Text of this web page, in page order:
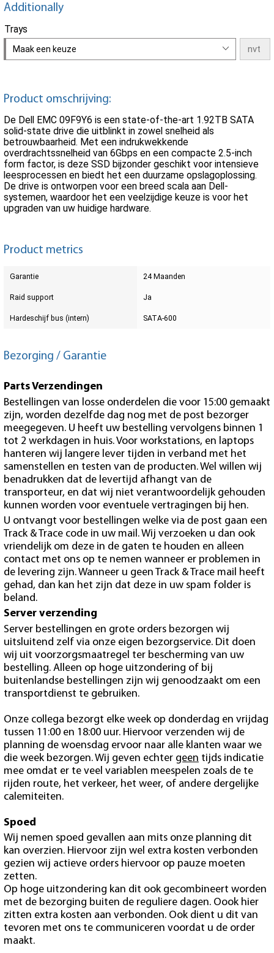
Additionally
Trays
Maak een keuze
Product omschrijving:
De Dell EMC 09F9Y6 is een state-of-the-art 1.92TB SATA
solid-state drive die uitblinkt in zowel snelheid als
betrouwbaarheid. Met een indrukwekkende
overdrachtssnelheid van 6Gbps en een compacte 2.5-inch
form factor, is deze SSD bijzonder geschikt voor intensieve
leesprocessen en biedt het een duurzame opslagoplossing.
De drive is ontworpen voor een breed scala aan Dell-
systemen, waardoor het een veelzijdige keuze is voor het
upgraden van uw huidige hardware.
Product metrics
Garantie 24 Maanden
Raid support Ja
Hardeschijf bus (intern) SATA-600
Bezorging / Garantie
Parts Verzendingen
Bestellingen van losse onderdelen die voor 15:00 gemaakt
zijn, worden dezelfde dag nog met de post bezorger
meegegeven. U heeft uw bestelling vervolgens binnen 1
tot 2 werkdagen in huis. Voor workstations, en laptops
hanteren wij langere lever tijden in verband met het
samenstellen en testen van de producten. Wel willen wij
benadrukken dat de levertijd afhangt van de
transporteur, en dat wij niet verantwoordelijk gehouden
kunnen worden voor eventuele vertragingen bij hen.
U ontvangt voor bestellingen welke via de post gaan een
Track & Trace code in uw mail. Wij verzoeken u dan ook
vriendelijk om deze in de gaten te houden en alleen
contact met ons op te nemen wanneer er problemen in
de levering zijn. Wanneer u geen Track & Trace mail heeft
gehad, dan kan het zijn dat deze in uw spam folder is
beland.
Server verzending
Server bestellingen en grote orders bezorgen wij
uitsluitend zelf via onze eigen bezorgservice. Dit doen
wij uit voorzorgsmaatregel ter bescherming van uw
bestelling. Alleen op hoge uitzondering of bij
buitenlandse bestellingen zijn wij genoodzaakt om een
transportdienst te gebruiken.
Onze collega bezorgt elke week op donderdag en vrijdag
tussen 11:00 en 18:00 uur. Hiervoor verzenden wij de
planning de woensdag ervoor naar alle klanten waar we
die week bezorgen. Wij geven echter geen tijds indicatie
mee omdat er te veel variablen meespelen zoals de te
rijden route, het verkeer, het weer, of andere dergelijke
calemiteiten.
Spoed
Wij nemen spoed gevallen aan mits onze planning dit
kan overzien. Hiervoor zijn wel extra kosten verbonden
gezien wij actieve orders hiervoor op pauze moeten
zetten.
Op hoge uitzondering kan dit ook gecombineert worden
met de bezorging buiten de reguliere dagen. Oook hier
zitten extra kosten aan verbonden. Ook dient u dit van
tevoren met ons te communiceren voordat u de order
maakt.